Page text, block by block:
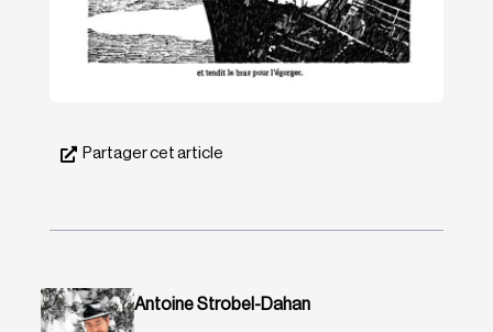
Partager cet article
Antoine Strobel-Dahan